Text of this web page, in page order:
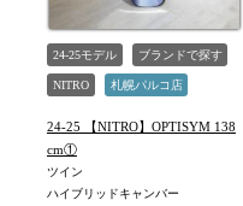
24-25モデル ブランドで探す
NITRO 札幌パルコ店
24-25 【NITRO】OPTISYM 138
cm①
ツイン
ハイブリッドキャンバー